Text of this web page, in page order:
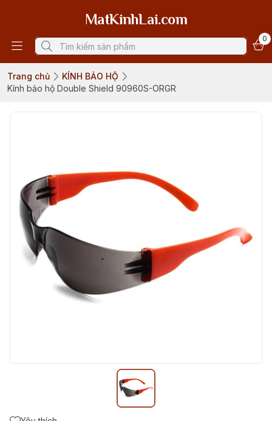
MatKinhLai.com
0
Trang chủ
KÍNH BẢO HỘ
Kính bảo hộ Double Shield 90960S-ORGR